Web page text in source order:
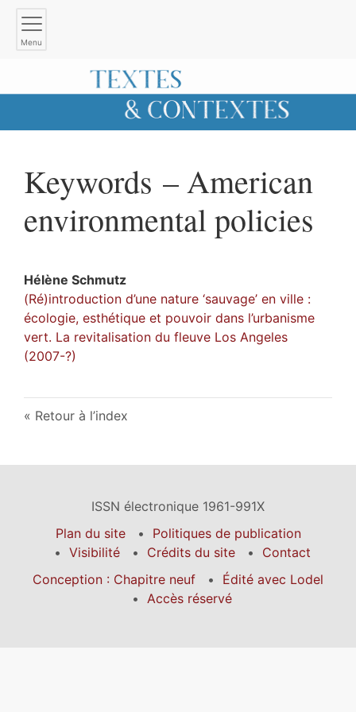
Menu
Keywords – American
environmental policies
Hélène Schmutz
(Ré)introduction d’une nature ‘sauvage’ en ville :
écologie, esthétique et pouvoir dans l’urbanisme
vert. La revitalisation du fleuve Los Angeles
(2007-?)
Retour à l’index
ISSN électronique 1961-991X
Plan du site
Politiques de publication
Visibilité
Crédits du site
Contact
Conception : Chapitre neuf
Édité avec Lodel
Accès réservé